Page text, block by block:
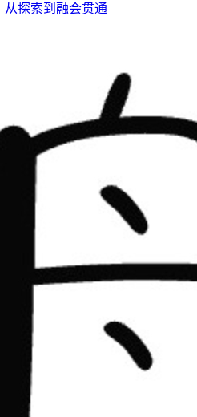
探索到融会贯通